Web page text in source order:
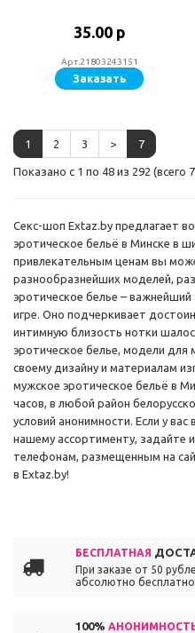
35.00 р
Арт.21803243151
Заказать
1 2 3 > 7
Показано с 1 по 48 из 292 (всего
Секс-шоп Extaz.by предлагает
эротическое бельё в Минске в
привлекательным ценам вы
разнообразнейших моделей,
эротическое белье –
игре. Оно подчеркивает
интимную близость нотки
эротическое белье, модели
своему дизайну и материалам
мужское эротическое бельё в
часов, в любой район
условий анонимности. Если у
нашему ассортименту, задайте
телефонам, размещенным на
в Extaz.by!
БЕСПЛАТНАЯ
При заказе от 50
абсолютно бесплатно
100%